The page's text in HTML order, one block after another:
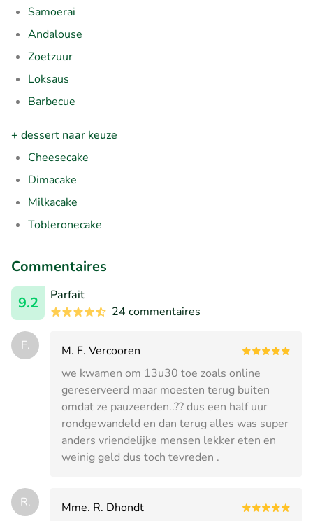
Samoerai
Andalouse
Zoetzuur
Loksaus
Barbecue
+ dessert naar keuze
Cheesecake
Dimacake
Milkacake
Tobleronecake
Commentaires
9.2
Parfait
24 commentaires
F.
M. F. Vercooren
we kwamen om 13u30 toe zoals online
gereserveerd maar moesten terug buiten
omdat ze pauzeerden..?? dus een half uur
rondgewandeld en dan terug alles was super
anders vriendelijke mensen lekker eten en
weinig geld dus toch tevreden .
R.
Mme. R. Dhondt